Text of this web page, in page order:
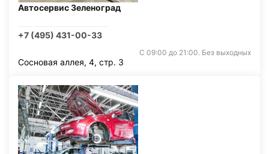
Автосервис Зеленоград
+7 (495) 431-00-33
С 09:00 до 21:00. Без выходных
Сосновая аллея, 4, стр. 3